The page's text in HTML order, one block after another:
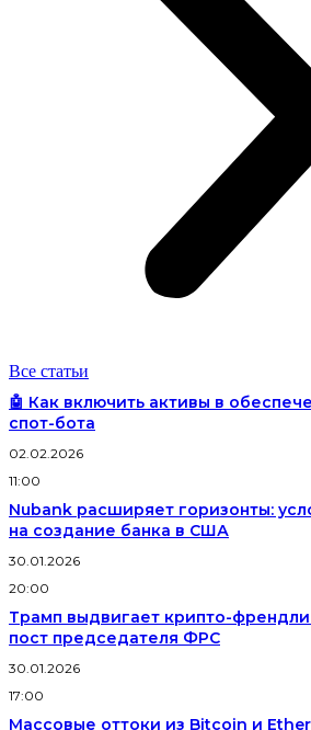
Все статьи
🤖 Как включить активы в
спот-бота
02.02.2026
11:00
Nubank расширяет горизонты:
на создание банка в США
30.01.2026
20:00
Трамп выдвигает крипто-
пост председателя ФРС
30.01.2026
17:00
Массовые оттоки из Bitcoin и